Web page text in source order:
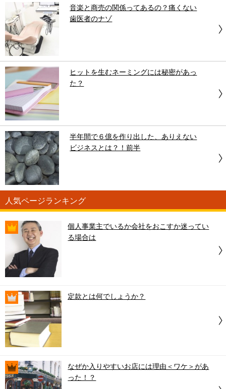
音楽と商売の関係ってあるの？痛くない
歯医者のナゾ
ヒットを生むネーミングには秘密があっ
た？
半年間で６億を作り出した、ありえない
ビジネスとは？！前半
人気ページランキング
個人事業主でいるか会社をおこすか迷ってい
る場合は
定款とは何でしょうか？
なぜか入りやすいお店には理由＜ワケ＞があ
った！？